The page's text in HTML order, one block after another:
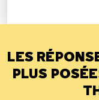
LES
PLUS